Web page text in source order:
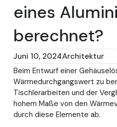
eines
berechnet?
Juni 10, 2024Architektur
Beim Entwurf einer
Wärmedurchgangswert zu
Tischlerarbeiten und der
hohem Maße von den
durch diese Elemente ab.